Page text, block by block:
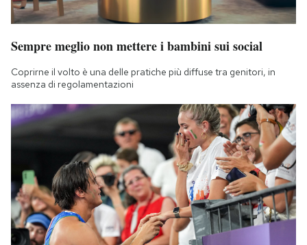
Sempre meglio non mettere i bambini sui social
Coprirne il volto è una delle pratiche più diffuse tra genitori, in
assenza di regolamentazioni